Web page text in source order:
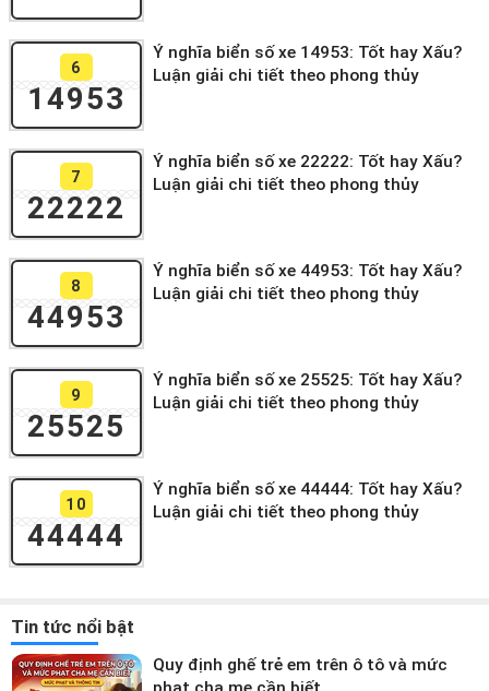
6
14953
Ý nghĩa biển số xe 14953: Tốt hay Xấu?
Luận giải chi tiết theo phong thủy
7
22222
Ý nghĩa biển số xe 22222: Tốt hay Xấu?
Luận giải chi tiết theo phong thủy
8
44953
Ý nghĩa biển số xe 44953: Tốt hay Xấu?
Luận giải chi tiết theo phong thủy
9
25525
Ý nghĩa biển số xe 25525: Tốt hay Xấu?
Luận giải chi tiết theo phong thủy
10
44444
Ý nghĩa biển số xe 44444: Tốt hay Xấu?
Luận giải chi tiết theo phong thủy
Tin tức nổi bật
Quy định ghế trẻ em trên ô tô và mức